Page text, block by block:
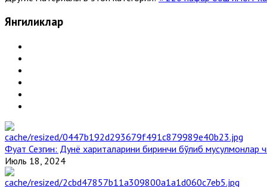
Янгиликлар
Фуат Сезгин: Дунё хариталарини биринчи бўлиб мусулмонлар
Июль 18, 2024